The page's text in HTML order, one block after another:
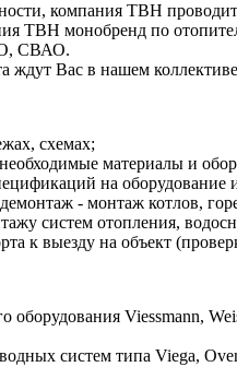
компания ТВН
ТВН монобренд по
СВАО.
ждут Вас в нашем
схемах;
материалы и
на оборудование
- монтаж котлов,
систем отопления,
к выезду на объект
оборудования Viessmann,
систем типа Viega,